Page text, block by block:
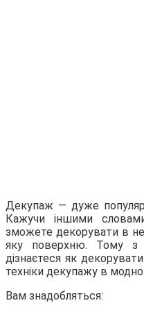
Декупаж — дуже
Кажучи іншими
зможете декорувати в
яку поверхню. Тому з
дізнаєтеся як
техніки декупажу в
Вам знадобляться: